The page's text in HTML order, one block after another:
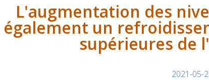
L'augmentation des
également un
supérieures de
2021-05-